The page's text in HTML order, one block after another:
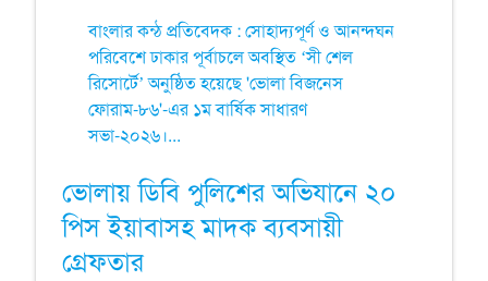
বাংলার কন্ঠ প্রতিবেদক : সোহাদ্যপূর্ণ ও আনন্দঘন
পরিবেশে ঢাকার পূর্বাচলে অবস্থিত ‘সী শেল
রিসোর্টে’ অনুষ্ঠিত হয়েছে 'ভোলা বিজনেস
ফোরাম-৮৬'-এর ১ম বার্ষিক সাধারণ
সভা-২০২৬।...
ভোলায় ডিবি পুলিশের অভিযানে ২০
পিস ইয়াবাসহ মাদক ব্যবসায়ী
গ্রেফতার